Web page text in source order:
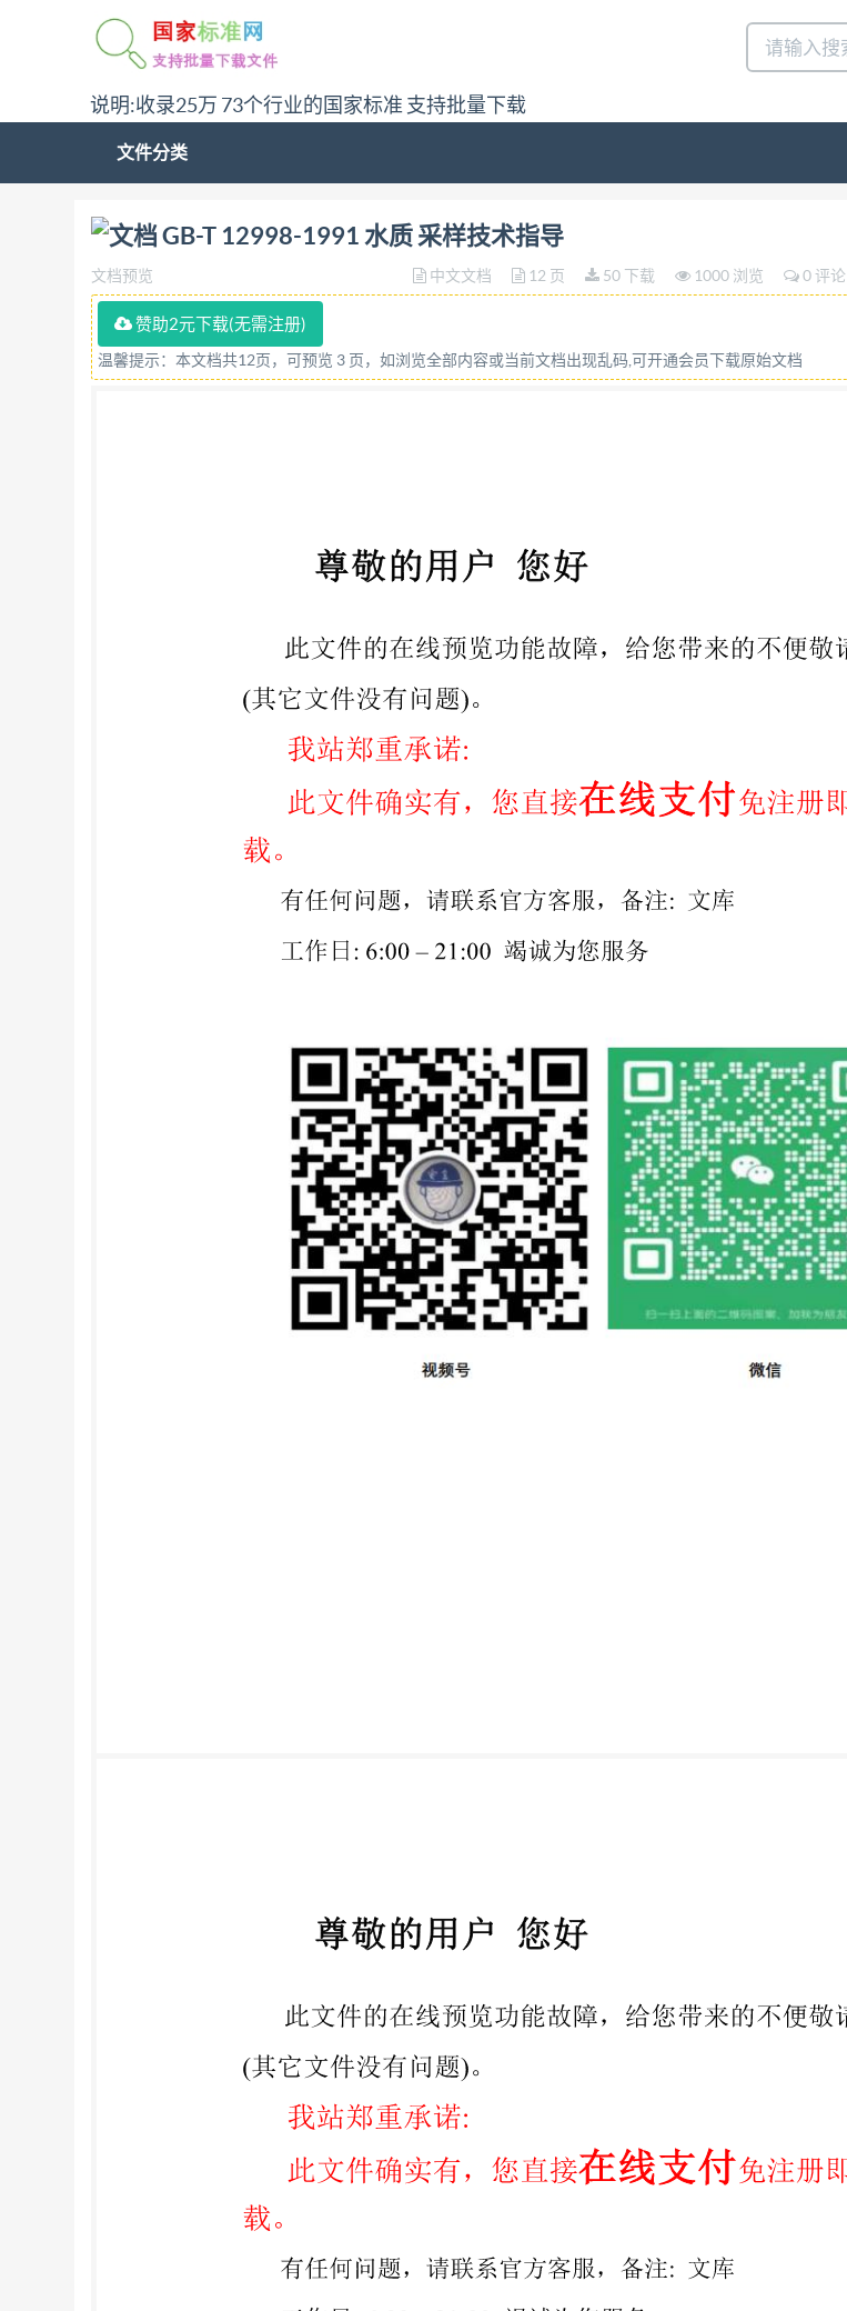
说明:收录25万 73个行业的国家标准 支持批量下载
文件分类
问:哪里下载GB-T 12998-1991 水质 采样技术指导答:请联系微信:siduwenku
GB-T 12998-1991 水质 采样技术指导
文档预览 中文文档 12 页 50 下载 1000 浏览 0 评论
赞助2元下载(无需注册)
温馨提示：本文档共12页，可预览 3 页，如浏览全部内容或当前文档出现乱码,可开通会员下载原始文档